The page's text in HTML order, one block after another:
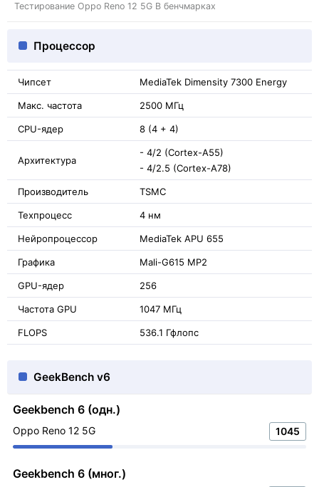
Тестирование Oppo Reno 12 5G В бенчмарках
Процессор
Чипсет MediaTek Dimensity 7300 Energy
Макс. частота 2500 МГц
CPU-ядер 8 (4 + 4)
Архитектура
- 4/2 (Cortex-A55)
- 4/2.5 (Cortex-A78)
Производитель TSMC
Техпроцесс 4 нм
Нейропроцессор MediaTek APU 655
Графика Mali-G615 MP2
GPU-ядер 256
Частота GPU 1047 МГц
FLOPS 536.1 Гфлопс
GeekBench v6
Geekbench 6 (одн.)
Oppo Reno 12 5G 1045
Geekbench 6 (мног.)